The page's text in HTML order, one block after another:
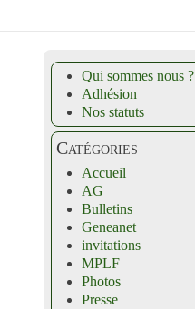
Qui sommes nous ?
Adhésion
Nos statuts
Catégories
Accueil
AG
Bulletins
Geneanet
invitations
MPLF
Photos
Presse